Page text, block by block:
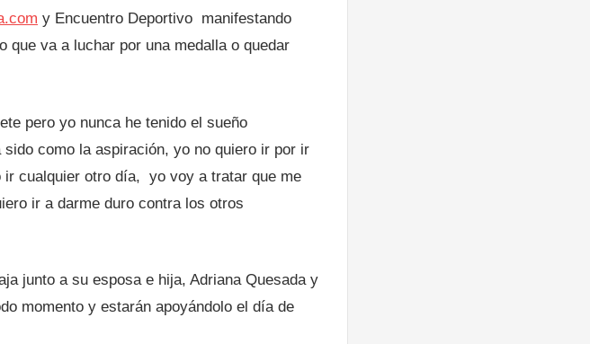
y Encuentro Deportivo manifestando
va a luchar por una medalla o quedar
pero yo nunca he tenido el sueño
como la aspiración, yo no quiero ir por ir
ir cualquier otro día, yo voy a tratar que me
ir a darme duro contra los otros
junto a su esposa e hija, Adriana Quesada y
momento y estarán apoyándolo el día de